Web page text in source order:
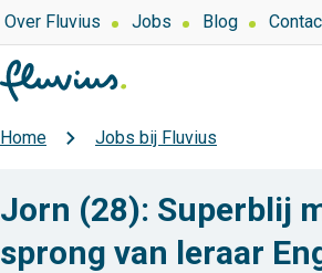
Overslaan
en
naar
de
inhoud
Top
navigation
Over Fluvius Jobs Blog
Kruimelpad
Home Jobs bij Fluvius
Jorn (28): Superblij
sprong van leraar